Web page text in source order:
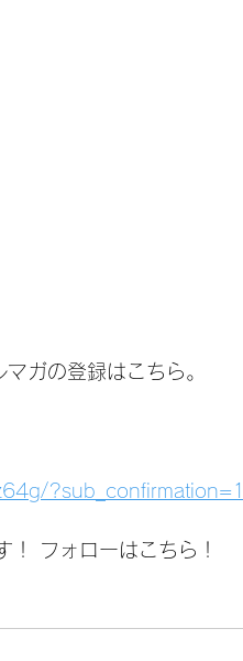
ガの登録はこちら。
?sub_confirmation=1
フォローはこちら！